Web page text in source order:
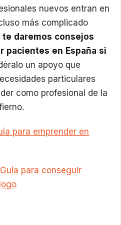
nuevos entran en
más complicado
te daremos consejos
pacientes en España si
un apoyo que
particulares
como profesional de la
para emprender en
Guía para conseguir